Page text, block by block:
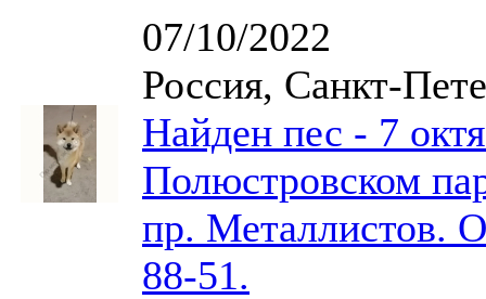
07/10/2022
Россия, Санкт-
Найден пес - 7
Полюстровском
пр. Металлистов.
88-51.